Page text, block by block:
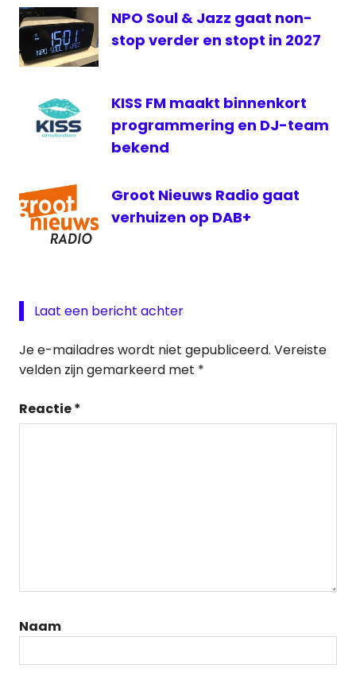
Studio
Brussel
VRT
NPO Soul & Jazz gaat non-
stop verder en stopt in 2027
KISS FM maakt binnenkort
programmering en DJ-team
bekend
Groot Nieuws Radio gaat
verhuizen op DAB+
Laat een bericht achter
Je e-mailadres wordt niet gepubliceerd. Vereiste
velden zijn gemarkeerd met *
Reactie*
Naam